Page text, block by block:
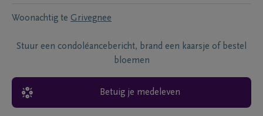
Woonachtig te Grivegnee
Stuur een condoléancebericht, brand een kaarsje of bestel
bloemen
Betuig je medeleven